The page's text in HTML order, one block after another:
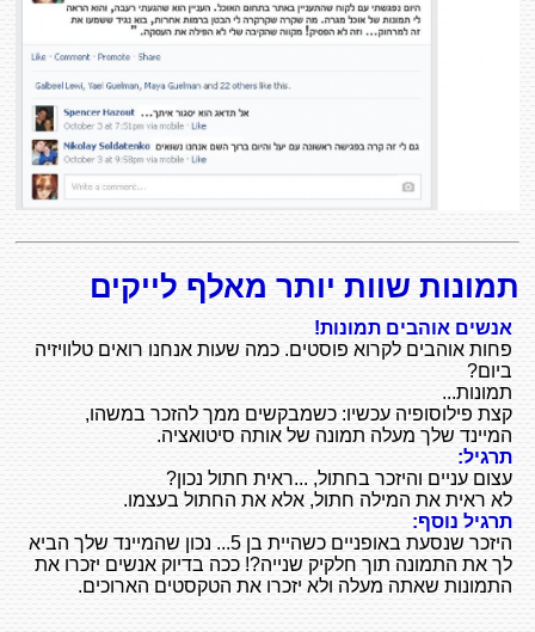
תמונות שוות יותר מאלף לייקים
אנשים אוהבים תמונות!
פחות אוהבים לקרוא פוסטים. כמה שעות אנחנו רואים טלוויזיה
ביום?
תמונות...
קצת פילוסופיה עכשיו: כשמבקשים ממך להזכר במשהו,
המיינד שלך מעלה תמונה של אותה סיטואציה.
תרגיל:
עצום עניים והיזכר בחתול, ...ראית חתול נכון?
לא ראית את המילה חתול, אלא את החתול בעצמו.
תרגיל נוסף:
היזכר שנסעת באופניים כשהיית בן 5... נכון שהמיינד שלך הביא
לך את התמונה תוך חלקיק שנייה?! ככה בדיוק אנשים יזכרו את
התמונות שאתה מעלה ולא יזכרו את הטקסטים הארוכים.